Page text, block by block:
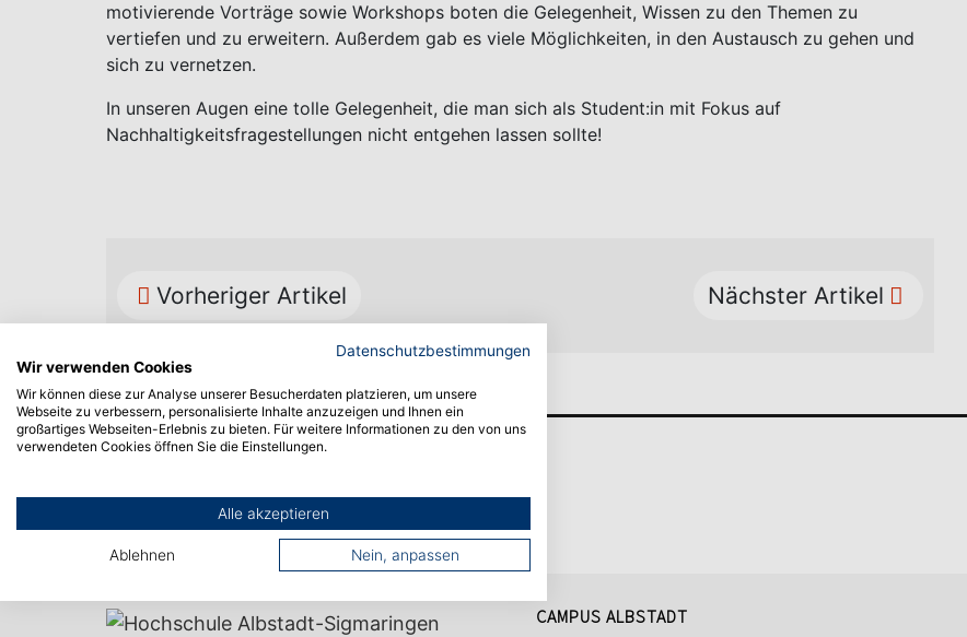
motivierende Vorträge sowie Workshops boten die Gelegenheit, Wissen zu den Themen zu
vertiefen und zu erweitern. Außerdem gab es viele Möglichkeiten, in den Austausch zu gehen und
sich zu vernetzen.
In unseren Augen eine tolle Gelegenheit, die man sich als Student:in mit Fokus auf
Nachhaltigkeitsfragestellungen nicht entgehen lassen sollte!
Vorheriger Artikel Nächster Artikel
CAMPUS ALBSTADT
Datenschutzbestimmungen
Wir verwenden Cookies
Wir können diese zur Analyse unserer Besucherdaten platzieren, um unsere
Webseite zu verbessern, personalisierte Inhalte anzuzeigen und Ihnen ein
großartiges Webseiten-Erlebnis zu bieten. Für weitere Informationen zu den von uns
verwendeten Cookies öffnen Sie die Einstellungen.
Alle akzeptieren
Ablehnen Nein, anpassen